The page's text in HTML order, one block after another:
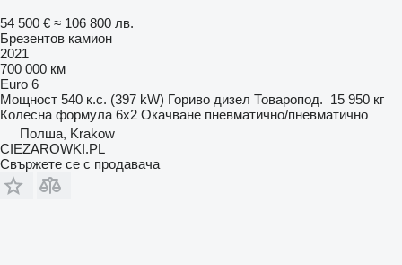
54 500 € ≈ 106 800 лв.
Брезентов камион
2021
700 000 км
Euro 6
Мощност 540 к.с. (397 kW) Гориво дизел Товаропод. 15 950 кг
Колесна формула 6x2 Окачване пневматично/пневматично
Полша, Krakow
CIEZAROWKI.PL
Свържете се с продавача